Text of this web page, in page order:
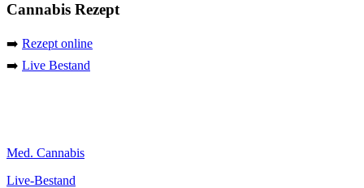
Cannabis Rezept
➡️ Rezept online
➡️ Live Bestand
Med. Cannabis
Live-Bestand